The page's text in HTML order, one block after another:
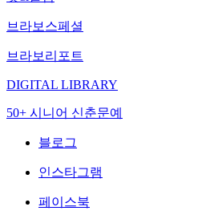
브라보스페셜
브라보리포트
DIGITAL LIBRARY
50+ 시니어 신춘문예
블로그
인스타그램
페이스북